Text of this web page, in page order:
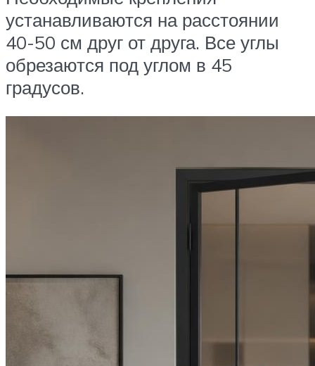
устанавливаются на расстоянии
40-50 см друг от друга. Все углы
обрезаются под углом в 45
градусов.